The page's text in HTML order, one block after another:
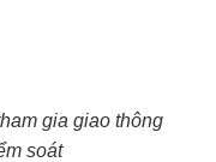
gia giao thông
soát